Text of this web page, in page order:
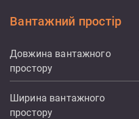
Вантажний простір
Довжина вантажного
простору
Ширина вантажного
простору